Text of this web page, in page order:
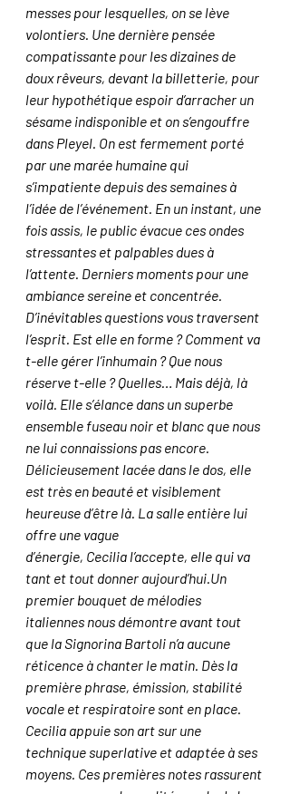
messes pour lesquelles, on se lève
volontiers. Une dernière pensée
compatissante pour les dizaines de
doux rêveurs, devant la billetterie, pour
leur hypothétique espoir d’arracher un
sésame indisponible et on s’engouffre
dans Pleyel. On est fermement porté
par une marée humaine qui
s’impatiente depuis des semaines à
l’idée de l’événement. En un instant, une
fois assis, le public évacue ces ondes
stressantes et palpables dues à
l’attente. Derniers moments pour une
ambiance sereine et concentrée.
D’inévitables questions vous traversent
l’esprit. Est elle en forme ? Comment va
t-elle gérer l’inhumain ? Que nous
réserve t-elle ? Quelles… Mais déjà, là
voilà. Elle s’élance dans un superbe
ensemble fuseau noir et blanc que nous
ne lui connaissions pas encore.
Délicieusement lacée dans le dos, elle
est très en beauté et visiblement
heureuse d’être là. La salle entière lui
offre une vague
d’énergie, Cecilia l’accepte, elle qui va
tant et tout donner aujourd’hui.Un
premier bouquet de mélodies
italiennes nous démontre avant tout
que la Signorina Bartoli n’a aucune
réticence à chanter le matin. Dès la
première phrase, émission, stabilité
vocale et respiratoire sont en place.
Cecilia appuie son art sur une
technique superlative et adaptée à ses
moyens. Ces premières notes rassurent